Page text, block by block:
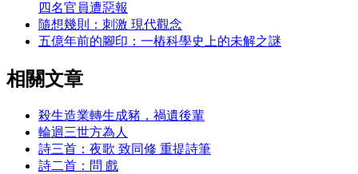
四名官員遭惡報
隨想幾則：刺激 現代觀念
五億年前的腳印：一樁科學史上的未解之謎
相關文章
殺生造業轉生成豬，禍遺後輩
輪迴三世方為人
詩三首：夜歌 致同修 重提詩筆
詩二首：問 戲